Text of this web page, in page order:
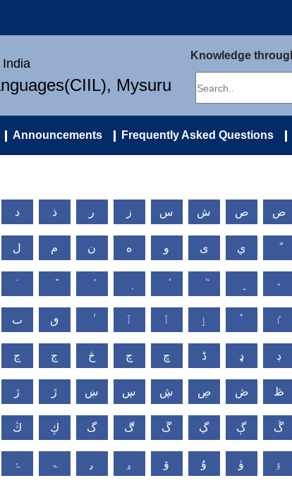
India
Mysuru
Knowledge
Announcements Frequently Asked Questions
د ذ ر ز س ش ص ض
ل م ن ه و ى ي
٠
ٮ ٯ ٱ ٲ ٳ ٴ ٵ
ڃ ڄ څ چ ڇ ڈ ډ ڊ
ژ ڙ ښ ڛ ڜ ڝ ڞ ڟ
ڭ ڮ گ ڰ ڱ ڲ ڳ ڴ
ۂ ۃ ۄ ۅ ۆ ۇ ۈ ۉ